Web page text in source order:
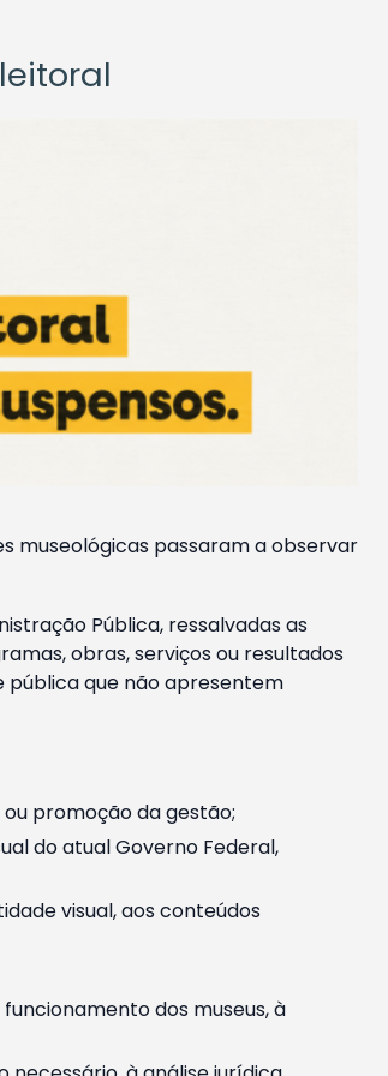
museológicas passaram a observar
Pública, ressalvadas as
obras, serviços ou resultados
pública que não apresentem
promoção da gestão;
do atual Governo Federal,
visual, aos conteúdos
dos museus, à